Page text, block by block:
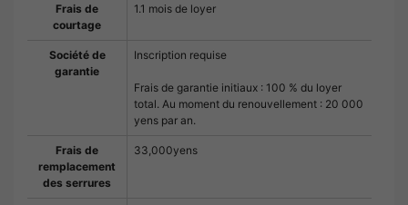
Frais de
courtage
1.1 mois de loyer
Société de
garantie
Inscription requise
Frais de garantie initiaux : 100 % du loyer
total. Au moment du renouvellement : 20 000
yens par an.
Frais de
remplacement
des serrures
33,000yens